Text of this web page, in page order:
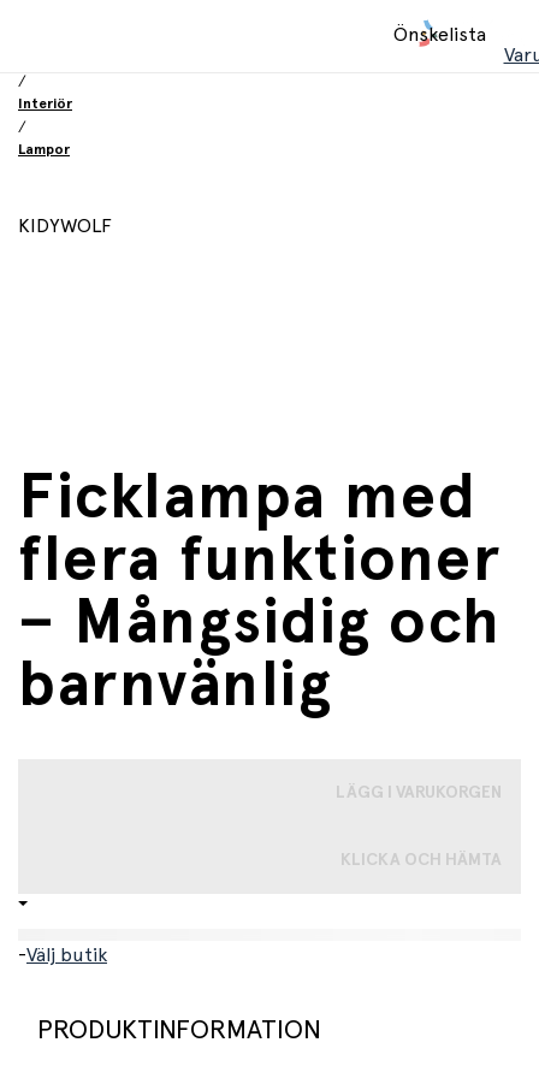
Önskelista
/
Interiör
/
Lampor
KIDYWOLF
Ficklampa med
flera funktioner
– Mångsidig och
barnvänlig
LÄGG I VARUKORGEN
KLICKA OCH HÄMTA
-Välj butik
PRODUKTINFORMATION